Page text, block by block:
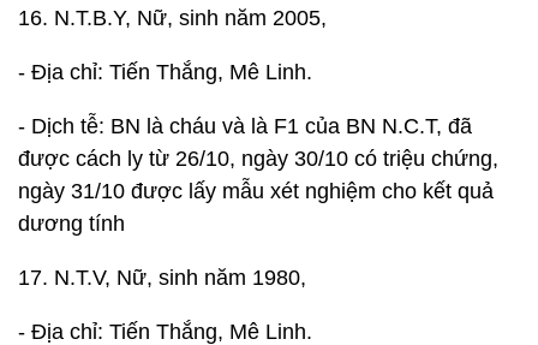
16. N.T.B.Y, Nữ, sinh năm 2005,
- Địa chỉ: Tiến Thắng, Mê Linh.
- Dịch tễ: BN là cháu và là F1 của BN N.C.T, đã
được cách ly từ 26/10, ngày 30/10 có triệu chứng,
ngày 31/10 được lấy mẫu xét nghiệm cho kết quả
dương tính
17. N.T.V, Nữ, sinh năm 1980,
- Địa chỉ: Tiến Thắng, Mê Linh.